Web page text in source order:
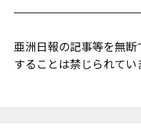
亜洲日報の記事等を無
することは禁じられてい